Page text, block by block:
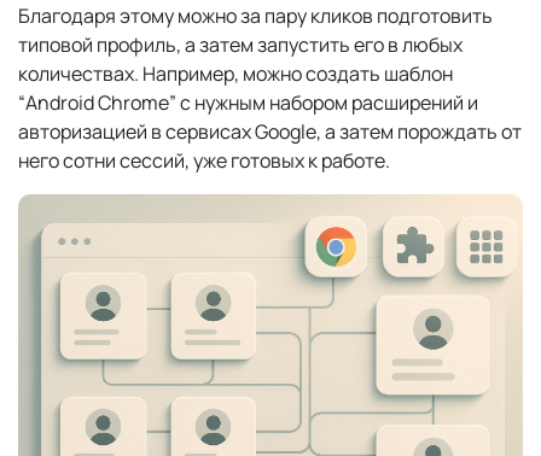
Благодаря этому можно за пару кликов подготовить
типовой профиль, а затем запустить его в любых
количествах. Например, можно создать шаблон
“Android Chrome” с нужным набором расширений и
авторизацией в сервисах Google, а затем порождать от
него сотни сессий, уже готовых к работе.